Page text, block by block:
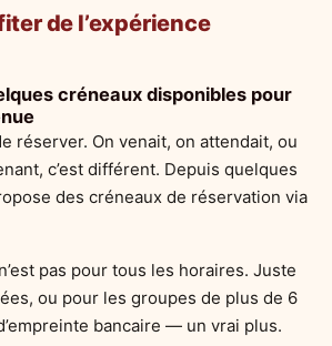
de l’expérience
créneaux disponibles pour
réserver. On venait, on attendait, ou
c’est différent. Depuis quelques
des créneaux de réservation via
pas pour tous les horaires. Juste
ou pour les groupes de plus de 6
bancaire — un vrai plus.